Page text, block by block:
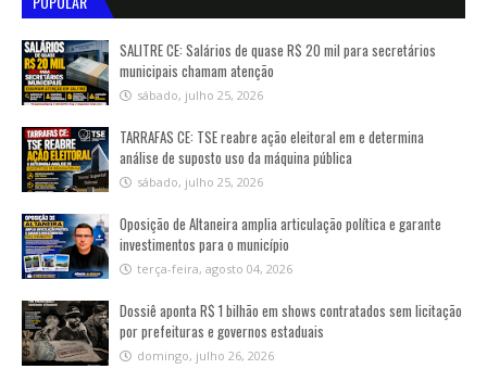
SALITRE CE: Salários de quase R$ 20 mil para secretários
municipais chamam atenção
sábado, julho 25, 2026
TARRAFAS CE: TSE reabre ação eleitoral em e determina
análise de suposto uso da máquina pública
sábado, julho 25, 2026
Oposição de Altaneira amplia articulação política e garante
investimentos para o município
terça-feira, agosto 04, 2026
Dossiê aponta R$ 1 bilhão em shows contratados sem licitação
por prefeituras e governos estaduais
domingo, julho 26, 2026